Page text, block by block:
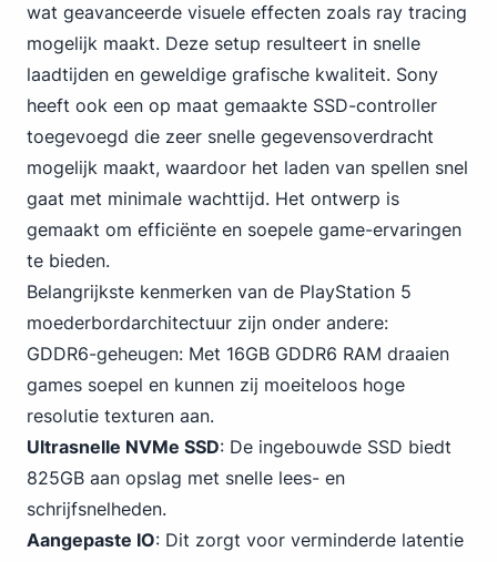
wat geavanceerde visuele effecten zoals ray tracing
mogelijk maakt. Deze setup resulteert in snelle
laadtijden en geweldige grafische kwaliteit. Sony
heeft ook een op maat gemaakte SSD-controller
toegevoegd die zeer snelle gegevensoverdracht
mogelijk maakt, waardoor het laden van spellen snel
gaat met minimale wachttijd. Het ontwerp is
gemaakt om efficiënte en soepele game-ervaringen
te bieden.
Belangrijkste kenmerken van de PlayStation 5
moederbordarchitectuur zijn onder andere:
GDDR6-geheugen: Met 16GB GDDR6 RAM draaien
games soepel en kunnen zij moeiteloos hoge
resolutie texturen aan.
Ultrasnelle NVMe SSD: De ingebouwde SSD biedt
825GB aan opslag met snelle lees- en
schrijfsnelheden.
Aangepaste IO: Dit zorgt voor verminderde latentie